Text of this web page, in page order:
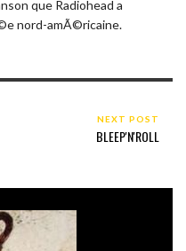
que Radiohead a
nord-amÃ©ricaine.
NEXT POST
BLEEP'N'ROLL